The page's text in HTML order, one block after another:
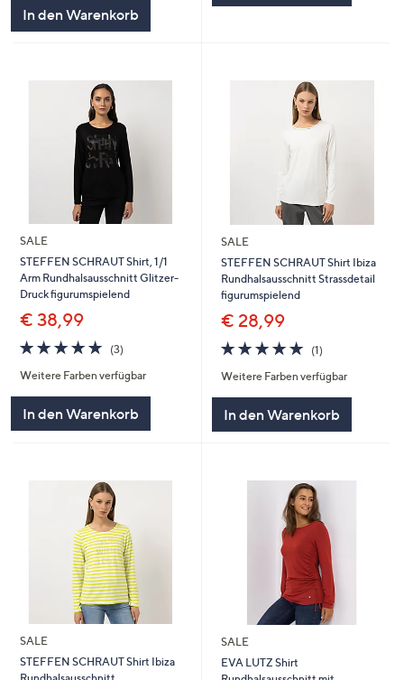
In den Warenkorb
SALE
STEFFEN SCHRAUT Shirt, 1/1
Arm Rundhalsausschnitt Glitzer-
Druck figurumspielend
€ 38,99
5.0
von
5
(3)
Weitere Farben verfügbar
In den Warenkorb
SALE
STEFFEN SCHRAUT Shirt Ibiza
Rundhalsausschnitt Strassdetail
figurumspielend
€ 28,99
5.0
von
5
(1)
Weitere Farben verfügbar
In den Warenkorb
SALE
STEFFEN SCHRAUT Shirt Ibiza
SALE
EVA LUTZ Shirt